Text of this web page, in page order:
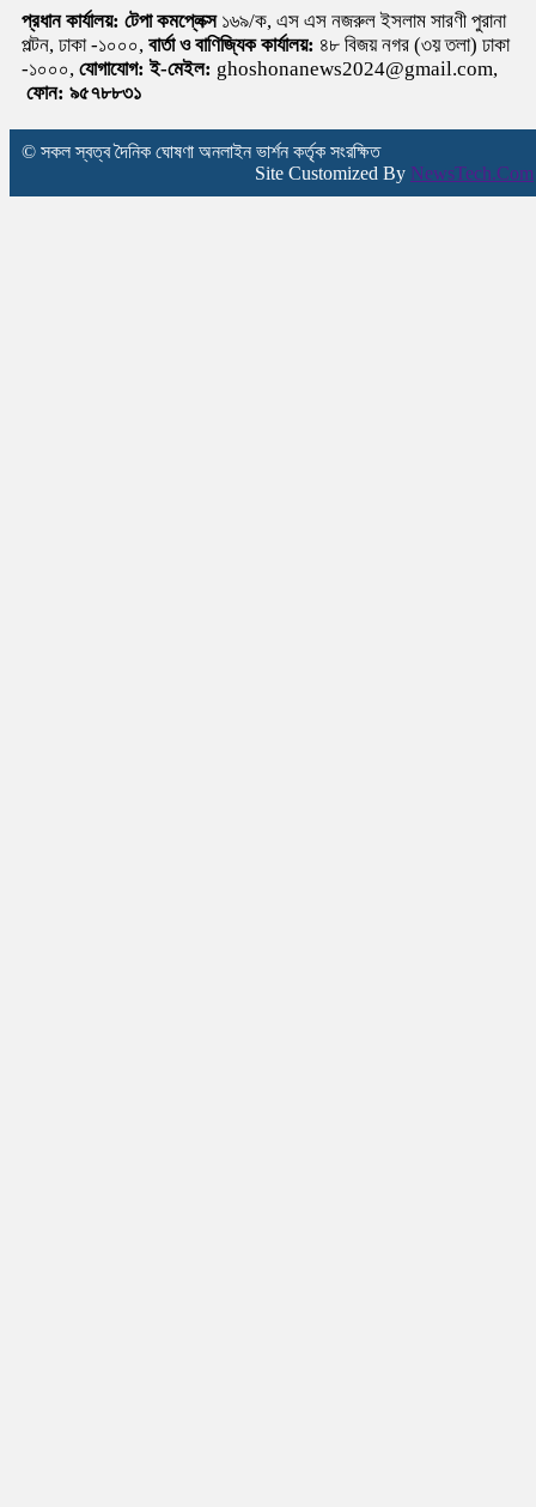
প্রধান কার্যালয়: টেপা কমপ্লেক্স ১৬৯/ক, এস এস নজরুল ইসলাম সারণী পুরানা
পল্টন, ঢাকা -১০০০, বার্তা ও বাণিজ্যিক কার্যালয়: ৪৮ বিজয় নগর (৩য় তলা) ঢাকা
-১০০০, যোগাযোগ:ই-মেইল: ghoshonanews2024@gmail.com,
ফোন: ৯৫৭৮৮৩১
© সকল স্বত্ব দৈনিক ঘোষণা অনলাইন ভার্শন কর্তৃক সংরক্ষিত
Site Customized By NewsTech.Com